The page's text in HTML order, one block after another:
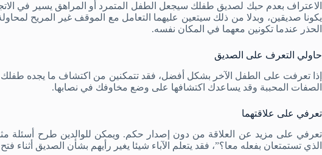
الاعتراف بعدم حبك لصديق طفلك سيجعل الطفل المتمرد أو المراهق يسير في
يكونا صديقين، وبدلا من ذلك سيتعين عليهما التعامل مع الموقف غير المريح
الحذر عندما تكونين معهما في المكان نفسه.
حاولي التعرف على الصديق
إذا تعرفت على الطفل الآخر بشكل أفضل، فقد تتمكنين من اكتشاف ما يجده
الصفات المحببة وقد يساعدك اكتشافها على وضع مخاوفك في نصابها.
تعرفي على علاقتهما
تعرفي على مزيد عن العلاقة من دون إصدار حكم. ويمكن للوالدين طرح أسئلة
الذي تستمتعان بفعله معا؟”، فقد يتعلم الآباء شيئا يغير رأيهم بشأن الصديق أثناء